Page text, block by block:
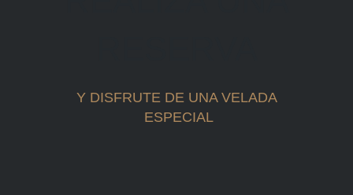
Y DISFRUTE DE UNA VELADA
ESPECIAL